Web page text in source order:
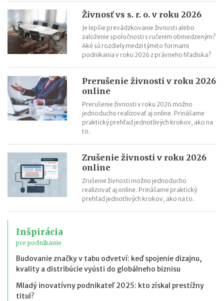
Živnosť vs s. r. o. v roku 2026
Je lepšie prevádzkovanie živnosti alebo
založenie spoločnosti s ručením obmedzeným?
Aké sú rozdiely medzi týmito formami
podnikania v roku 2026 z právneho hľadiska?
Prerušenie živnosti v roku 2026
online
Prerušenie živnosti v roku 2026 možno
jednoducho realizovať aj online. Prinášame
praktický prehľad jednotlivých krokov, ako na
to.
Zrušenie živnosti v roku 2026
online
Zrušenie živnosti možno jednoducho
realizovať aj online. Prinášame praktický
prehľad jednotlivých krokov, ako na to.
Inšpirácia
pre podnikanie
Budovanie značky v tabu odvetví: keď spojenie dizajnu,
kvality a distribúcie vyústi do globálneho biznisu
Mladý inovatívny podnikateľ 2025: kto získal prestížny
titul?